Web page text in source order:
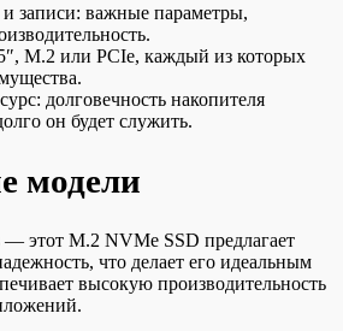
и записи: важные параметры,
M.2 или PCIe, каждый из которых
долговечность накопителя
он будет служить.
модели
— этот M.2 NVMe SSD предлагает
что делает его идеальным
высокую производительность